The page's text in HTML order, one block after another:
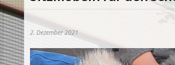
2. Dezember 2021